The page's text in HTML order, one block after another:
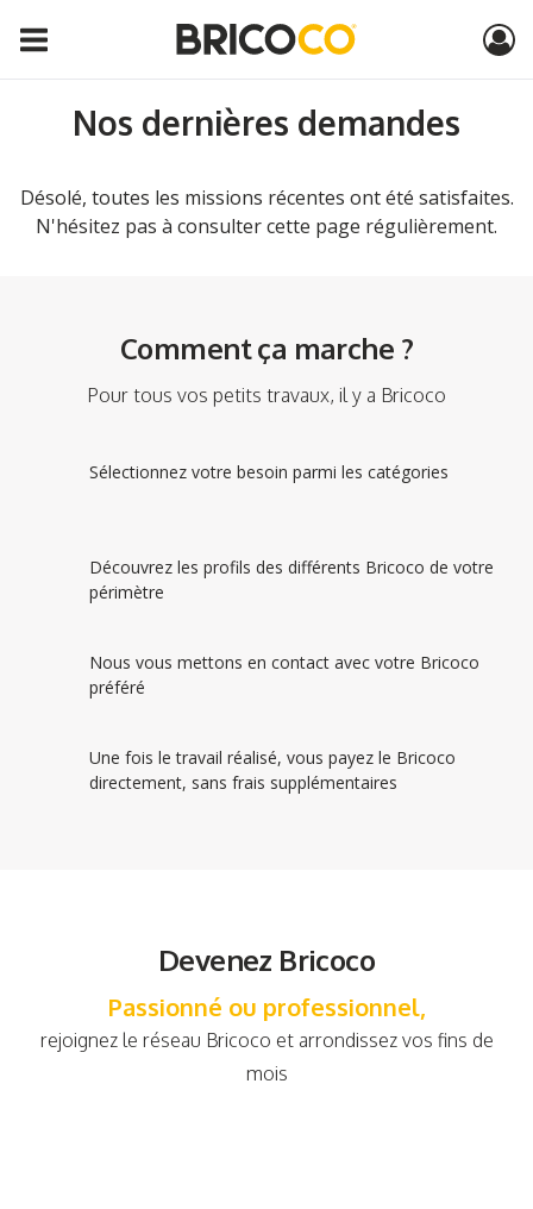
Nos dernières demandes
Désolé, toutes les missions récentes ont été satisfaites.
N'hésitez pas à consulter cette page régulièrement.
Comment ça marche ?
Pour tous vos petits travaux, il y a Bricoco
Sélectionnez votre besoin parmi les catégories
Découvrez les profils des différents Bricoco de votre
périmètre
Nous vous mettons en contact avec votre Bricoco
préféré
Une fois le travail réalisé, vous payez le Bricoco
directement, sans frais supplémentaires
Devenez Bricoco
Passionné ou professionnel,
rejoignez le réseau Bricoco et arrondissez vos fins de
mois